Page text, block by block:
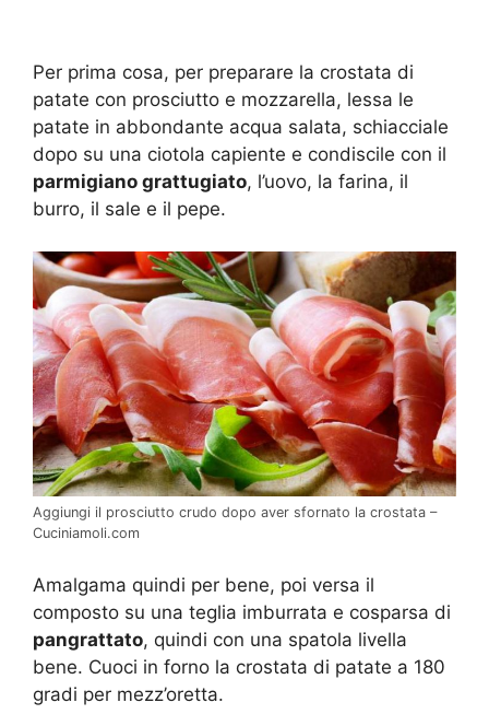
Per prima cosa, per preparare la crostata di
patate con prosciutto e mozzarella, lessa le
patate in abbondante acqua salata, schiacciale
dopo su una ciotola capiente e condiscile con il
parmigiano grattugiato, l’uovo, la farina, il
burro, il sale e il pepe.
Aggiungi il prosciutto crudo dopo aver sfornato la crostata –
Cuciniamoli.com
Amalgama quindi per bene, poi versa il
composto su una teglia imburrata e cosparsa di
pangrattato, quindi con una spatola livella
bene. Cuoci in forno la crostata di patate a 180
gradi per mezz’oretta.